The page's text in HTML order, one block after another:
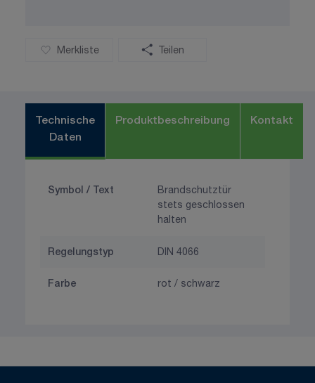
Merkliste Teilen
Technische
Daten
Produktbeschreibung Kontakt
Symbol / Text
Brandschutztür
stets geschlossen
halten
Regelungstyp DIN 4066
Farbe rot / schwarz